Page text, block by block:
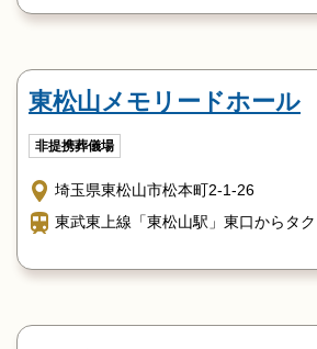
東松山メモリードホール
非提携葬儀場
埼玉県東松山市松本町2-1-26
東武東上線「東松山駅」東口からタ